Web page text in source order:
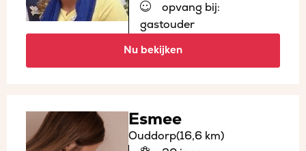
opvang bij:
gastouder
Nu bekijken
Esmee
Ouddorp(16,6 km)